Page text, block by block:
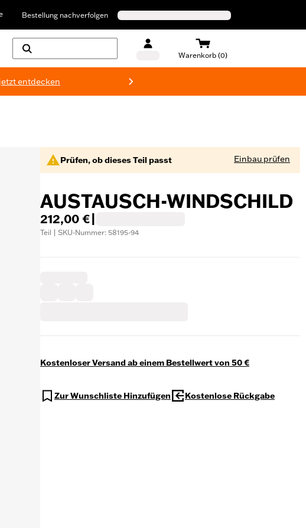
Bestellung nachverfolgen
Warenkorb (0)
jetzt entdecken
Prüfen, ob dieses Teil passt Einbau prüfen
AUSTAUSCH-WINDSCHILD
212,00 €
Teil | SKU-Nummer: 58195-94
Kostenloser Versand ab einem Bestellwert von 50 €
Zur Wunschliste Hinzufügen Kostenlose Rückgabe